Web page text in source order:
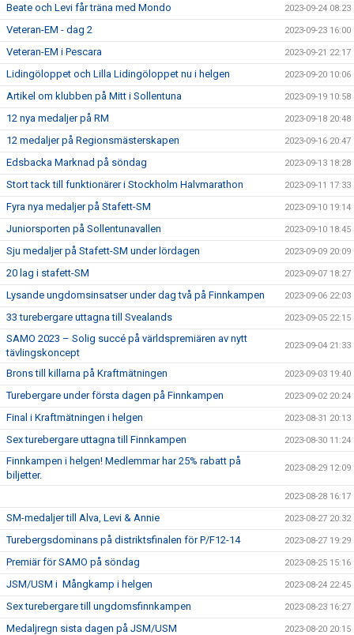
Beate och Levi får träna med Mondo 2023-09-24 08:23
Veteran-EM - dag 2 2023-09-23 16:00
Veteran-EM i Pescara 2023-09-21 22:17
Lidingöloppet och Lilla Lidingöloppet nu i helgen 2023-09-20 10:06
Artikel om klubben på Mitt i Sollentuna 2023-09-19 10:58
12 nya medaljer på RM 2023-09-18 20:48
12 medaljer på Regionsmästerskapen 2023-09-16 20:47
Edsbacka Marknad på söndag 2023-09-13 18:28
Stort tack till funktionärer i Stockholm Halvmarathon 2023-09-11 17:33
Fyra nya medaljer på Stafett-SM 2023-09-10 19:14
Juniorsporten på Sollentunavallen 2023-09-10 18:45
Sju medaljer på Stafett-SM under lördagen 2023-09-09 20:09
20 lag i stafett-SM 2023-09-07 18:27
Lysande ungdomsinsatser under dag två på Finnkampen 2023-09-06 22:03
33 turebergare uttagna till Svealands 2023-09-05 22:15
SAMO 2023 – Solig succé på världspremiären av nytt
tävlingskoncept
2023-09-04 21:33
Brons till killarna på Kraftmätningen 2023-09-03 19:40
Turebergare under första dagen på Finnkampen 2023-09-02 20:24
Final i Kraftmätningen i helgen 2023-08-31 20:13
Sex turebergare uttagna till Finnkampen 2023-08-30 11:24
Finnkampen i helgen! Medlemmar har 25% rabatt på
biljetter.
2023-08-29 12:09
2023-08-28 16:17
SM-medaljer till Alva, Levi & Annie 2023-08-27 20:32
Turebergsdominans på distriktsfinalen för P/F12-14 2023-08-27 19:29
Premiär för SAMO på söndag 2023-08-25 15:16
JSM/USM i Mångkamp i helgen 2023-08-24 22:45
Sex turebergare till ungdomsfinnkampen 2023-08-23 16:27
Medaljregn sista dagen på JSM/USM 2023-08-20 20:15